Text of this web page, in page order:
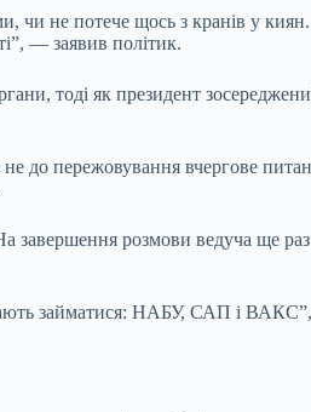
чи не потече щось з кранів у
— заявив політик.
тоді як президент
до пережовування вчергове
завершення розмови ведуча ще
займатися: НАБУ, САП і